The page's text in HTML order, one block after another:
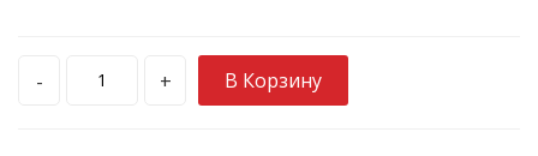
- + В Корзину